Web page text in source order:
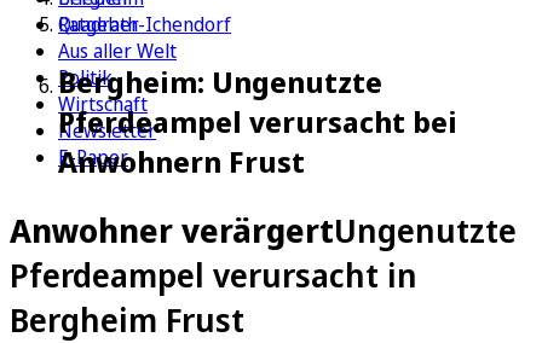
Ratgeber
Aus aller Welt
Politik
Wirtschaft
Newsletter
E-Paper
Quadrath-Ichendorf
Bergheim: Ungenutzte
Pferdeampel verursacht bei
Anwohnern Frust
Anwohner verärgertUngenutzte
Pferdeampel verursacht in
Bergheim Frust